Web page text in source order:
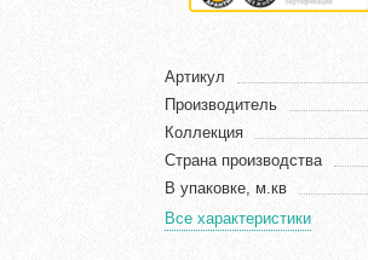
Артикул
Производитель
Коллекция
Страна производства
В упаковке, м.кв
Все характеристики